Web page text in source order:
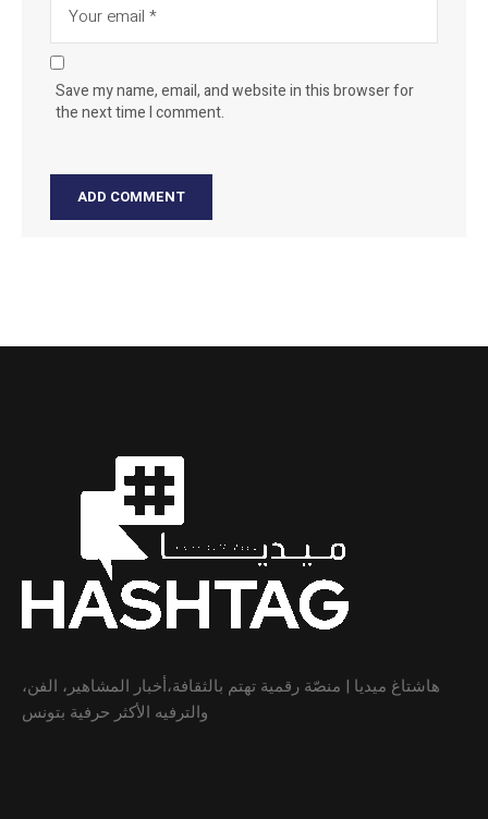
Save my name, email, and website in this browser for
the next time I comment.
هاشتاغ ميديا | منصّة رقمية تهتم بالثقافة،أخبار المشاهير، الفن،
والترفيه الأكثر حرفية بتونس